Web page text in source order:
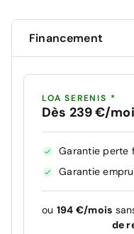
Financement
LOA SERENIS *
Dès 239 €/
Garantie perte
Garantie
ou 194 €/mois
de